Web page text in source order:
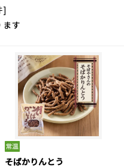
]
す
そばかりんとう